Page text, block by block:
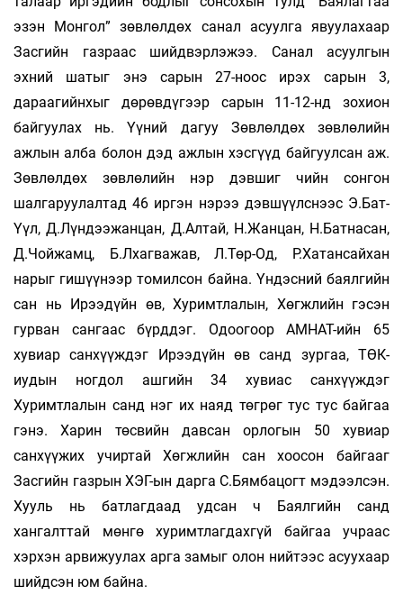
эзэн Монгол” зөвлөлдөх санал асуулга явуулахаар
Засгийн газраас шийдвэрлэжээ. Санал асуулгын
эхний шатыг энэ сарын 27-ноос ирэх сарын 3,
дараагийнхыг дөрөвдүгээр сарын 11-12-нд зохион
байгуулах нь. Үүний дагуу Зөвлөлдөх зөвлөлийн
ажлын алба болон дэд ажлын хэсгүүд байгуулсан аж.
Зөвлөлдөх зөвлөлийн нэр дэвшиг­ чийн сонгон
шалгаруулалтад 46 иргэн нэрээ дэвшүүлснээс Э.Бат-
Үүл, Д.Лүндээжанцан, Д.Алтай, Н.Жанцан, Н.Батнасан,
Д.Чойжамц, Б.Лхагважав, Л.Төр-Од, Р.Хатансайхан
нарыг гишүүнээр томилсон байна. Үндэсний баялгийн
сан нь Ирээдүйн өв, Хуримтлалын, Хөгжлийн гэсэн
гурван сангаас бүрддэг. Одоогоор АМНАТ-ийн 65
хувиар санхүүждэг Ирээдүйн өв санд зургаа, ТӨК-
иудын ногдол ашгийн 34 хувиас санхүүждэг
Хуримтлалын санд нэг их наяд төгрөг тус тус байгаа
гэнэ. Харин төсвийн дав­сан орлогын 50 хувиар
санхүүжих учиртай Хөгжлийн сан хоосон байгааг
Засгийн газрын ХЭГ-ын дарга С.Бямбацогт мэдээлсэн.
Хууль нь батлагдаад удсан ч Баялгийн санд
хангалттай мөнгө хуримтлагдахгүй байгаа учраас
хэрхэн арвижуулах арга замыг олон нийтээс асуухаар
шийдсэн юм байна.